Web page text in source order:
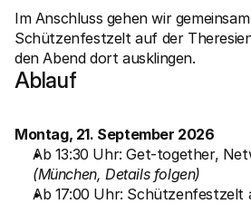
Im Anschluss gehen wir
Schützenfestzelt auf der
Ablauf
Montag, 21. September 2026
(München, Details folgen)
Ab 17:00 Uhr: Schützenfestzelt
Technische Ressourcen
Developer-Portal
Entdecken Sie unsere Ressourcen und
Developer
Bibliotheken
Werden Sie Teil der Entwickler-
Über Mollie
Preise
Sehen Sie sich unsere Preise an
Über uns